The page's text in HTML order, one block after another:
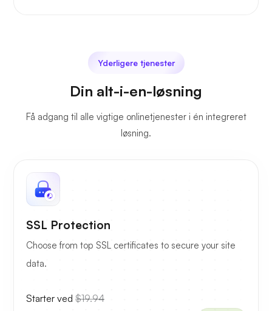
Yderligere tjenester
Din alt-i-en-løsning
Få adgang til alle vigtige onlinetjenester i én integreret
løsning.
SSL Protection
Choose from top SSL certificates to secure your site
data.
Starter ved $19.94